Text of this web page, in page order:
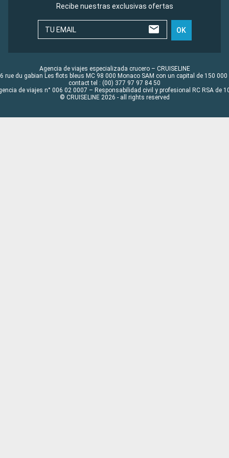
Recibe nuestras exclusivas ofertas
TU EMAIL OK
Agencia de viajes especializada crucero – CRUISELINE
rue du gabian Les flots bleus MC 98 000 Monaco SAM con un capital de 150 000
contact tel : (00) 377 97 97 84 50
de viajes n° 006 02 0007 – Responsabilidad civil y profesional RC RSA de
© CRUISELINE 2026 - all rights reserved